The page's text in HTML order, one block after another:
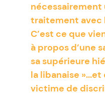
traitement avec
C’est ce que
à propos d’une
sa supérieure
la libanaise
victime de